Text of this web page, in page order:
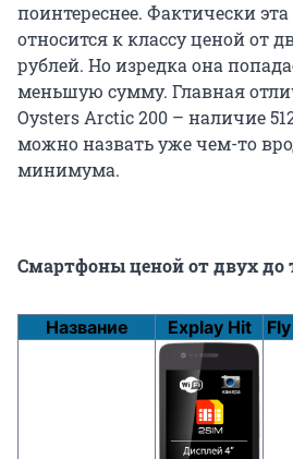
поинтереснее. Фактически
относится к классу ценой от
рублей. Но изредка она
меньшую сумму. Главная
Oysters Arctic 200 – наличие
можно назвать уже чем-то
минимума.
Смартфоны ценой от двух до
Название Explay Hit